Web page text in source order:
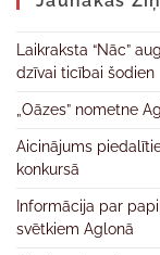
Laikraksta “Nāc”
dzīvai ticībai šodien
„Oāzes” nometne
Aicinājums
konkursā
Informācija par
svētkiem Aglonā